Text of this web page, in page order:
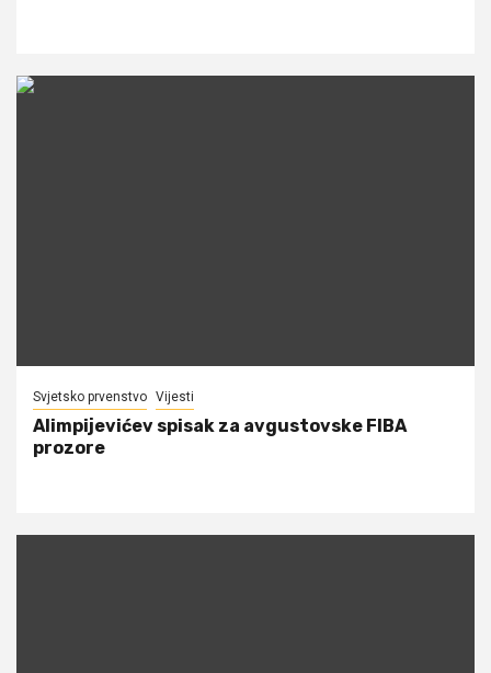
Svjetsko prvenstvo Vijesti
Alimpijevićev spisak za avgustovske FIBA
prozore